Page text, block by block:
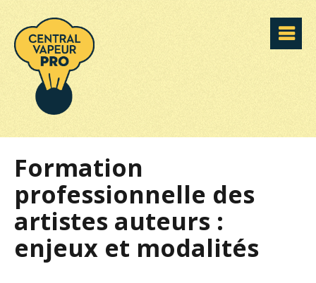
Formation
professionnelle des
artistes auteurs :
enjeux et modalités